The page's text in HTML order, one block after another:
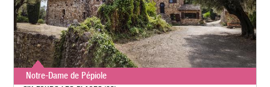
Notre-Dame de Pépiole